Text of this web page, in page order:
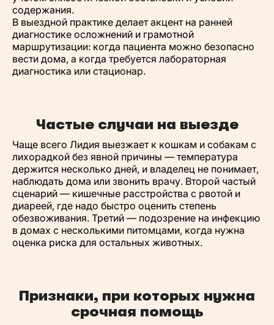
содержания.
В выездной практике делает акцент на ранней
диагностике осложнений и грамотной
маршрутизации: когда пациента можно безопасно
вести дома, а когда требуется лабораторная
диагностика или стационар.
Частые случаи на выезде
Чаще всего Лидия выезжает к кошкам и собакам с
лихорадкой без явной причины — температура
держится несколько дней, и владелец не понимает,
наблюдать дома или звонить врачу. Второй частый
сценарий — кишечные расстройства с рвотой и
диареей, где надо быстро оценить степень
обезвоживания. Третий — подозрение на инфекцию
в домах с несколькими питомцами, когда нужна
оценка риска для остальных животных.
Признаки, при которых нужна
срочная помощь